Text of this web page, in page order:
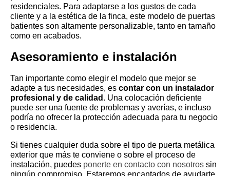
residenciales. Para adaptarse a los gustos de cada
cliente y a la estética de la finca, este modelo de puertas
batientes son altamente personalizable, tanto en tamaño
como en acabados.
Asesoramiento e instalación
Tan importante como elegir el modelo que mejor se
adapte a tus necesidades, es contar con un instalador
profesional y de calidad . Una colocación deficiente
puede ser una fuente de problemas y averías, e incluso
podría no ofrecer la protección adecuada para tu negocio
o residencia.
Si tienes cualquier duda sobre el tipo de puerta metálica
exterior que más te conviene o sobre el proceso de
instalación, puedes ponerte en contacto con nosotros sin
ningún compromiso. Estaremos encantados de ayudarte.